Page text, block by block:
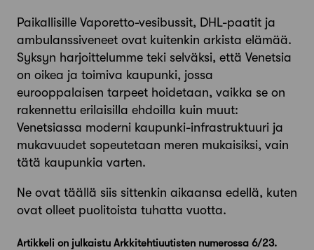
Paikallisille Vaporetto-vesibussit, DHL-paatit ja
ambulanssiveneet ovat kuitenkin arkista elämää.
Syksyn harjoittelumme teki selväksi, että Venetsia
on oikea ja toimiva kaupunki, jossa
eurooppalaisen tarpeet hoidetaan, vaikka se on
rakennettu erilaisilla ehdoilla kuin muut:
Venetsiassa moderni kaupunki-infrastruktuuri ja
mukavuudet sopeutetaan meren mukaisiksi, vain
tätä kaupunkia varten.
Ne ovat täällä siis sittenkin aikaansa edellä, kuten
ovat olleet puolitoista tuhatta vuotta.
Artikkeli on julkaistu Arkkitehtiuutisten numerossa 6/23.